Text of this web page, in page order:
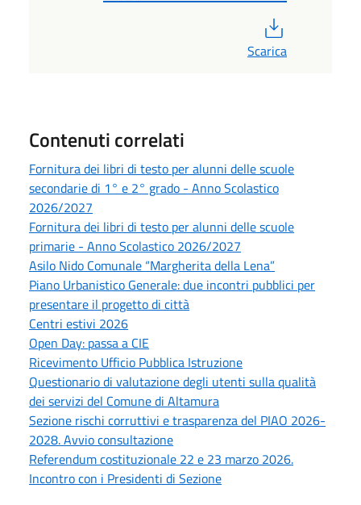
Scarica
Contenuti correlati
Fornitura dei libri di testo per alunni delle scuole
secondarie di 1° e 2° grado - Anno Scolastico
2026/2027
Fornitura dei libri di testo per alunni delle scuole
primarie - Anno Scolastico 2026/2027
Asilo Nido Comunale “Margherita della Lena”
Piano Urbanistico Generale: due incontri pubblici per
presentare il progetto di città
Centri estivi 2026
Open Day: passa a CIE
Ricevimento Ufficio Pubblica Istruzione
Questionario di valutazione degli utenti sulla qualità
dei servizi del Comune di Altamura
Sezione rischi corruttivi e trasparenza del PIAO 2026-
2028. Avvio consultazione
Referendum costituzionale 22 e 23 marzo 2026.
Incontro con i Presidenti di Sezione